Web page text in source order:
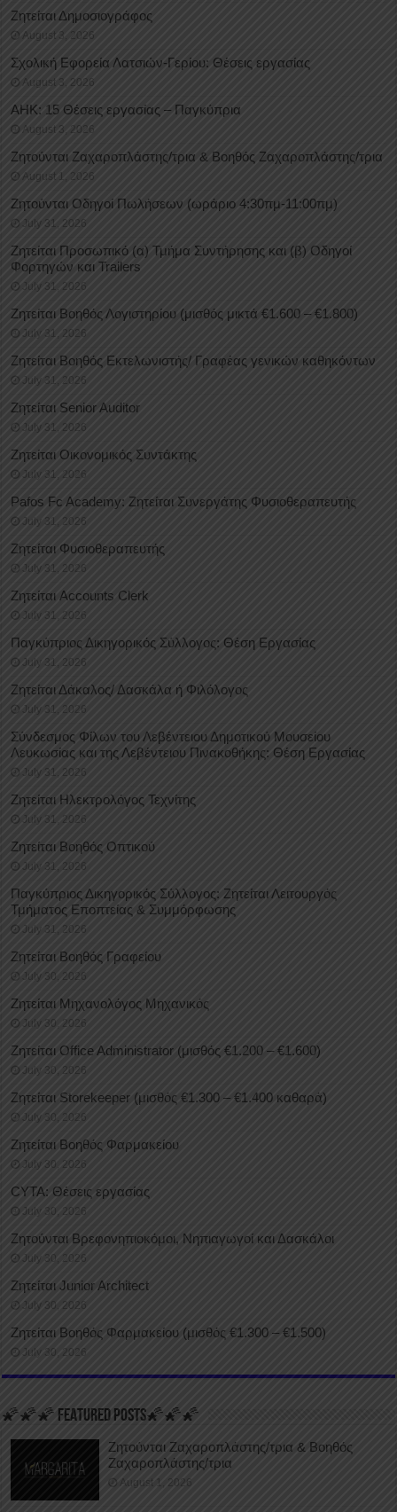
Ζητείται Δημοσιογράφος
August 3, 2026
Σχολική Εφορεία Λατσιών-Γερίου: Θέσεις εργασίας
August 3, 2026
ΑΗΚ: 15 Θέσεις εργασίας – Παγκύπρια
August 3, 2026
Ζητούνται Ζαχαροπλάστης/τρια & Βοηθός Ζαχαροπλάστης/τρια
August 1, 2026
Ζητούνται Οδηγοί Πωλήσεων (ωράριο 4:30πμ-11:00πμ)
July 31, 2026
Ζητείται Προσωπικό (α) Τμήμα Συντήρησης και (β) Οδηγοί
Φορτηγών και Trailers
July 31, 2026
Ζητείται Βοηθός Λογιστηρίου (μισθός μικτά €1.600 – €1.800)
July 31, 2026
Ζητείται Βοηθός Εκτελωνιστής/ Γραφέας γενικών καθηκόντων
July 31, 2026
Ζητείται Senior Auditor
July 31, 2026
Ζητείται Οικονομικός Συντάκτης
July 31, 2026
Pafos Fc Academy: Ζητείται Συνεργάτης Φυσιοθεραπευτής
July 31, 2026
Ζητείται Φυσιοθεραπευτής
July 31, 2026
Ζητείται Accounts Clerk
July 31, 2026
Παγκύπριος Δικηγορικός Σύλλογος: Θέση Εργασίας
July 31, 2026
Ζητείται Δάκαλος/ Δασκάλα ή Φιλόλογος
July 31, 2026
Σύνδεσμος Φίλων του Λεβέντειου Δημοτικού Μουσείου
Λευκωσίας και της Λεβέντειου Πινακοθήκης: Θέση Εργασίας
July 31, 2026
Ζητείται Ηλεκτρολόγος Τεχνίτης
July 31, 2026
Ζητείται Βοηθός Οπτικού
July 31, 2026
Παγκύπριος Δικηγορικός Σύλλογος: Ζητείται Λειτουργός
Τμήματος Εποπτείας & Συμμόρφωσης
July 31, 2026
Ζητείται Βοηθός Γραφείου
July 30, 2026
Ζητείται Μηχανολόγος Μηχανικός
July 30, 2026
Ζητείται Office Administrator (μισθός €1.200 – €1.600)
July 30, 2026
Ζητείται Storekeeper (μισθός €1.300 – €1.400 καθαρά)
July 30, 2026
Ζητείται Βοηθός Φαρμακείου
July 30, 2026
CYTA: Θέσεις εργασίας
July 30, 2026
Ζητούνται Βρεφονηπιοκόμοι, Νηπιαγωγοί και Δασκάλοι
July 30, 2026
Ζητείται Junior Architect
July 30, 2026
Ζητείται Βοηθός Φαρμακείου (μισθός €1.300 – €1.500)
July 30, 2026
🌠🌠🌠 FEATURED POSTS🌠🌠🌠
Ζητούνται Ζαχαροπλάστης/τρια & Βοηθός
Ζαχαροπλάστης/τρια
August 1, 2026